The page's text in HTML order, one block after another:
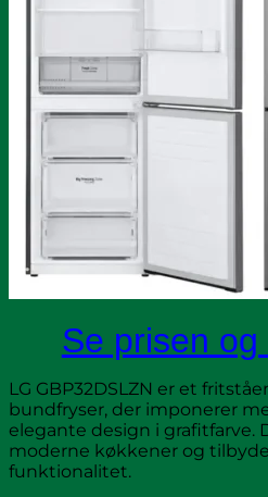
Se prisen
LG GBP32DSLZN er et
bundfryser, der imponerer
elegante design i grafitfarve.
moderne køkkener og
funktionalitet.